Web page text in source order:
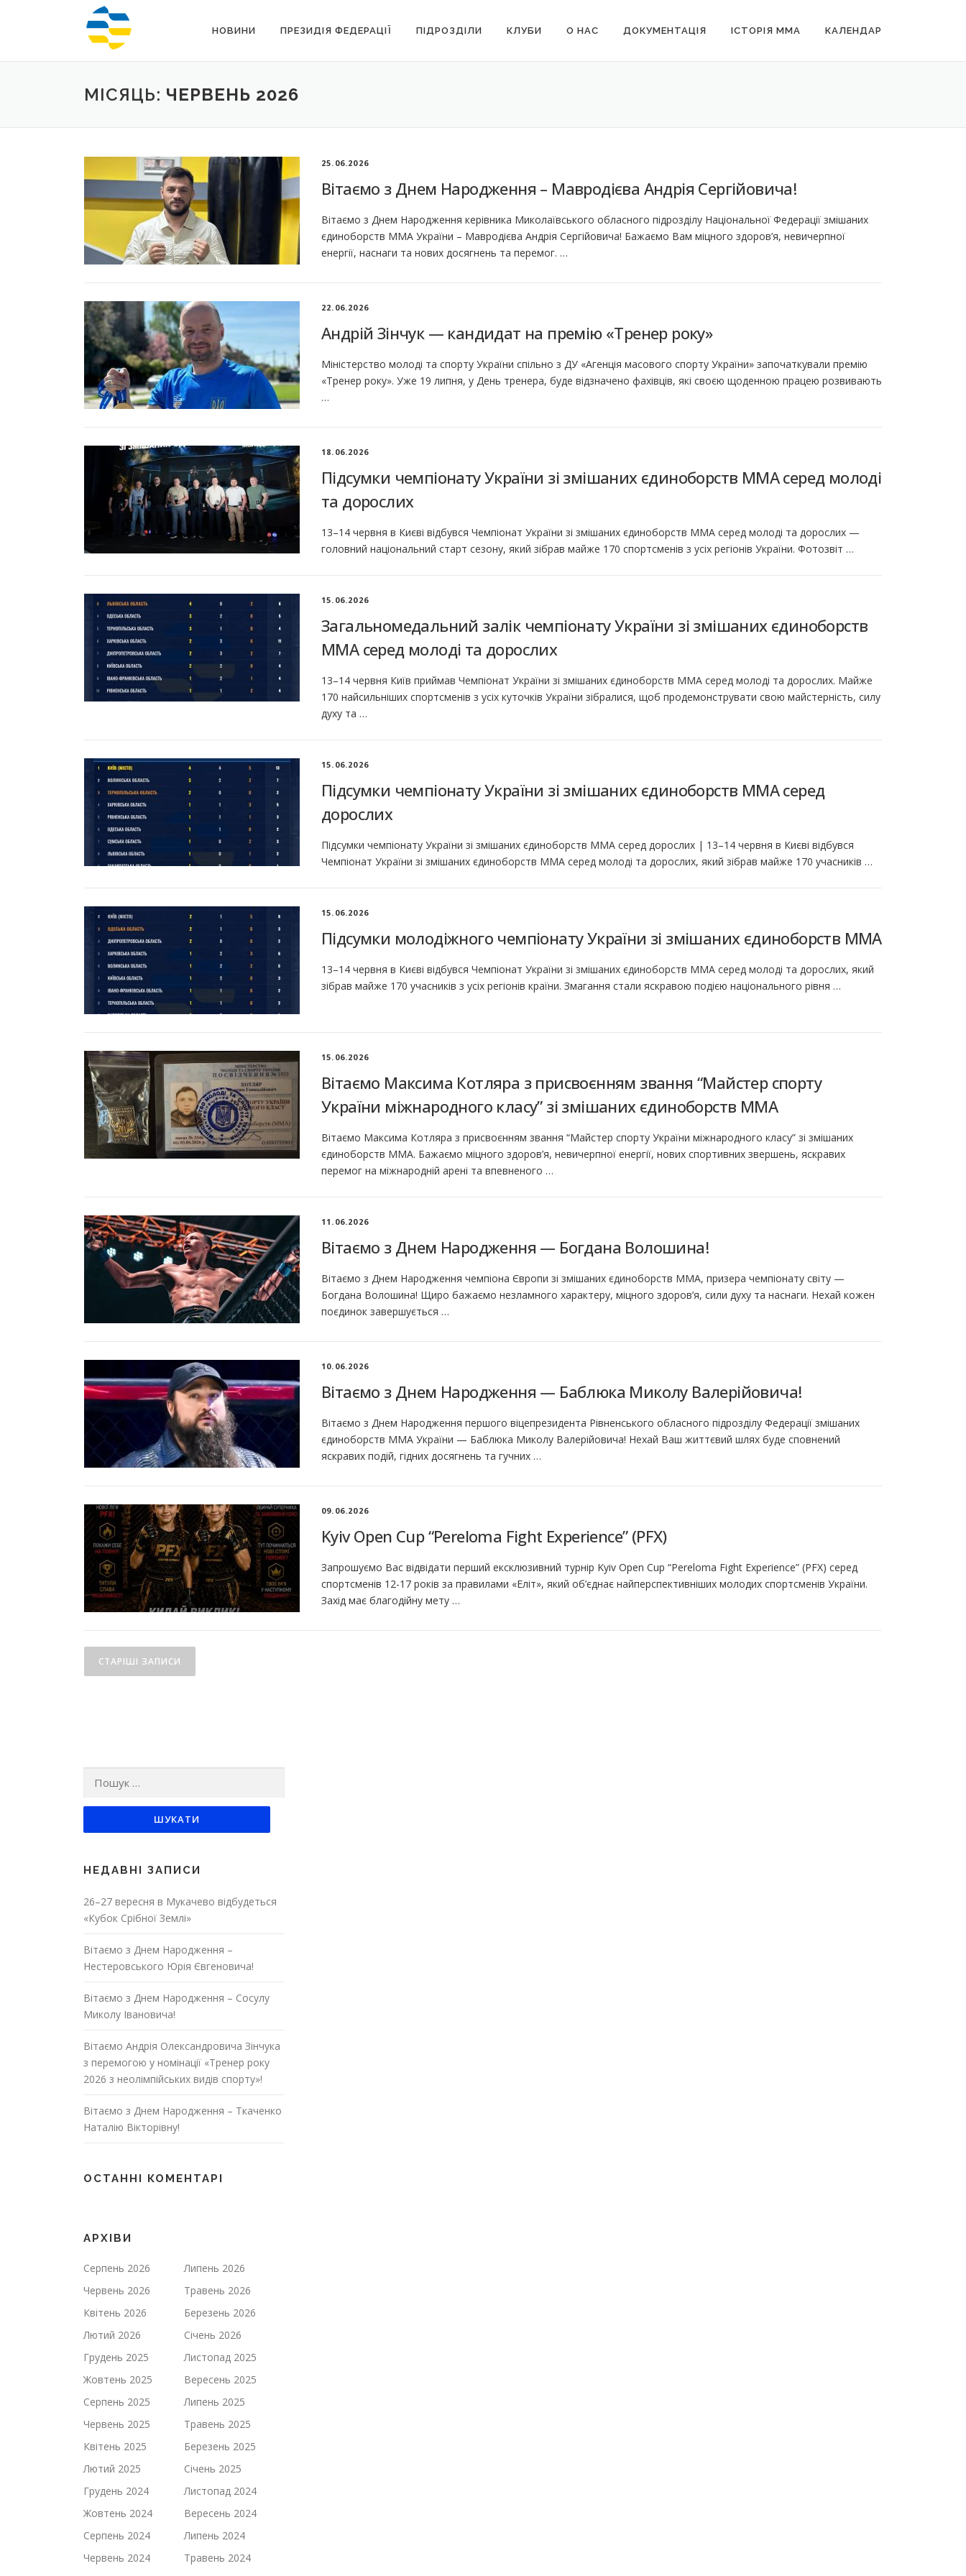
НОВИНИ ПРЕЗИДІЯ ФЕДЕРАЦІЇ ПІДРОЗДІЛИ КЛУБИ О НАС ДОКУМЕНТАЦІЯ ІСТОРІЯ MMA КАЛЕНДАР
МІСЯЦЬ: ЧЕРВЕНЬ 2026
25.06.2026
Вітаємо з Днем Народження – Мавродієва Андрія Сергійовича!
Вітаємо з Днем Народження керівника Миколаївського обласного підрозділу Національної Федерації змішаних
єдиноборств ММА України – Мавродієва Андрія Сергійовича! Бажаємо Вам міцного здоров’я, невичерпної
енергії, наснаги та нових досягнень та перемог. …
22.06.2026
Андрій Зінчук — кандидат на премію «Тренер року»
Міністерство молоді та спорту України спільно з ДУ «Агенція масового спорту України» започаткували премію
«Тренер року». Уже 19 липня, у День тренера, буде відзначено фахівців, які своєю щоденною працею розвивають
…
18.06.2026
Підсумки чемпіонату України зі змішаних єдиноборств ММА серед молоді
та дорослих
13–14 червня в Києві відбувся Чемпіонат України зі змішаних єдиноборств ММА серед молоді та дорослих —
головний національний старт сезону, який зібрав майже 170 спортсменів з усіх регіонів України. Фотозвіт …
15.06.2026
Загальномедальний залік чемпіонату України зі змішаних єдиноборств
ММА серед молоді та дорослих
13–14 червня Київ приймав Чемпіонат України зі змішаних єдиноборств ММА серед молоді та дорослих. Майже
170 найсильніших спортсменів з усіх куточків України зібралися, щоб продемонструвати свою майстерність, силу
духу та …
15.06.2026
Підсумки чемпіонату України зі змішаних єдиноборств ММА серед
дорослих
Підсумки чемпіонату України зі змішаних єдиноборств ММА серед дорослих | 13–14 червня в Києві відбувся
Чемпіонат України зі змішаних єдиноборств ММА серед молоді та дорослих, який зібрав майже 170 учасників …
15.06.2026
Підсумки молодіжного чемпіонату України зі змішаних єдиноборств ММА
13–14 червня в Києві відбувся Чемпіонат України зі змішаних єдиноборств ММА серед молоді та дорослих, який
зібрав майже 170 учасників з усіх регіонів країни. Змагання стали яскравою подією національного рівня …
15.06.2026
Вітаємо Максима Котляра з присвоєнням звання “Майстер спорту
України міжнародного класу” зі змішаних єдиноборств ММА
Вітаємо Максима Котляра з присвоєнням звання “Майстер спорту України міжнародного класу” зі змішаних
єдиноборств ММА. Бажаємо міцного здоров’я, невичерпної енергії, нових спортивних звершень, яскравих
перемог на міжнародній арені та впевненого …
11.06.2026
Вітаємо з Днем Народження — Богдана Волошина!
Вітаємо з Днем Народження чемпіона Європи зі змішаних єдиноборств ММА, призера чемпіонату світу —
Богдана Волошина! Щиро бажаємо незламного характеру, міцного здоров’я, сили духу та наснаги. Нехай кожен
поєдинок завершується …
10.06.2026
Вітаємо з Днем Народження — Баблюка Миколу Валерійовича!
Вітаємо з Днем Народження першого віцепрезидента Рівненського обласного підрозділу Федерації змішаних
єдиноборств ММА України — Баблюка Миколу Валерійовича! Нехай Ваш життєвий шлях буде сповнений
яскравих подій, гідних досягнень та гучних …
09.06.2026
Kyiv Open Cup “Pereloma Fight Experience” (PFX)
Запрошуємо Вас відвідати перший ексклюзивний турнір Kyiv Open Cup “Pereloma Fight Experience” (PFX) серед
спортсменів ⁠12-17 років за правилами «Еліт», який об’єднає найперспективніших молодих спортсменів України.
Захід має благодійну мету …
Навігація
заСТАРІШІ ЗАПИСИ
НЕДАВНІ ЗАПИСИ
26–27 вересня в Мукачево відбудеться
«Кубок Срібної Землі»
Вітаємо з Днем Народження –
Нестеровського Юрія Євгеновича!
Вітаємо з Днем Народження – Сосулу
Миколу Івановича!
Вітаємо Андрія Олександровича Зінчука
з перемогою у номінації «Тренер року
2026 з неолімпійських видів спорту»!
Вітаємо з Днем Народження – Ткаченко
Наталію Вікторівну!
ОСТАННІ КОМЕНТАРІ
АРХІВИ
Серпень 2026
Липень 2026
Червень 2026
Травень 2026
Квітень 2026
Березень 2026
Лютий 2026
Січень 2026
Грудень 2025
Листопад 2025
Жовтень 2025
Вересень 2025
Серпень 2025
Липень 2025
Червень 2025
Травень 2025
Квітень 2025
Березень 2025
Лютий 2025
Січень 2025
Грудень 2024
Листопад 2024
Жовтень 2024
Вересень 2024
Серпень 2024
Липень 2024
Червень 2024
Травень 2024